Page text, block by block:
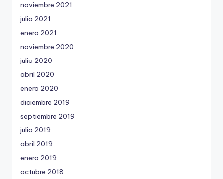
noviembre 2021
julio 2021
enero 2021
noviembre 2020
julio 2020
abril 2020
enero 2020
diciembre 2019
septiembre 2019
julio 2019
abril 2019
enero 2019
octubre 2018